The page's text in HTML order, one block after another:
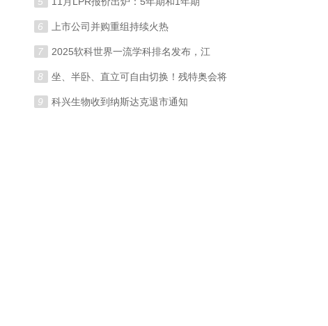
6 上市公司并购重组持续火热
7 2025软科世界一流学科排名发布，江
8 坐、半卧、直立可自由切换！残特奥会将
9 科兴生物收到纳斯达克退市通知